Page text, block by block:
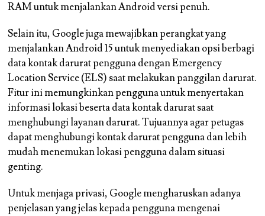
RAM untuk menjalankan Android versi penuh.
Selain itu, Google juga mewajibkan perangkat yang
menjalankan Android 15 untuk menyediakan opsi berbagi
data kontak darurat pengguna dengan Emergency
Location Service (ELS) saat melakukan panggilan darurat.
Fitur ini memungkinkan pengguna untuk menyertakan
informasi lokasi beserta data kontak darurat saat
menghubungi layanan darurat. Tujuannya agar petugas
dapat menghubungi kontak darurat pengguna dan lebih
mudah menemukan lokasi pengguna dalam situasi
genting.
Untuk menjaga privasi, Google mengharuskan adanya
penjelasan yang jelas kepada pengguna mengenai